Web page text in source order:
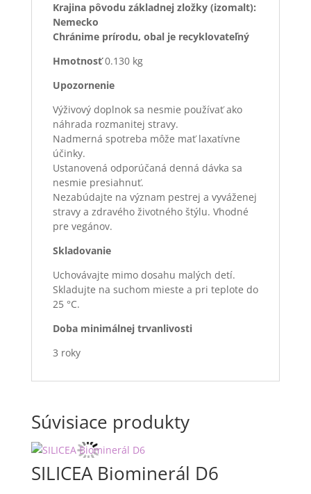
Krajina pôvodu základnej zložky (izomalt):
Nemecko
Chránime prírodu, obal je recyklovateľný
Hmotnosť0.130 kg
Upozornenie
Výživový doplnok sa nesmie používať ako
náhrada rozmanitej stravy.
Nadmerná spotreba môže mať laxatívne
účinky.
Ustanovená odporúčaná denná dávka sa
nesmie presiahnuť.
Neza­búdajte na význam pestrej a vyváženej
stravy a zdravého životného štýlu. Vhodné
pre vegánov.
Skladovanie
Uchovávajte mimo dosahu malých detí.
Skladujte na suchom mieste a pri teplote do
25 °C.
Doba minimálnej trvanlivosti
3 roky
Súvisiace produkty
SILICEA Biominerál D6